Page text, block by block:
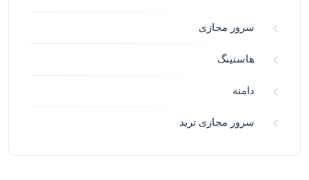
سرور مجازی
هاستینگ
دامنه
سرور مجازی ترید